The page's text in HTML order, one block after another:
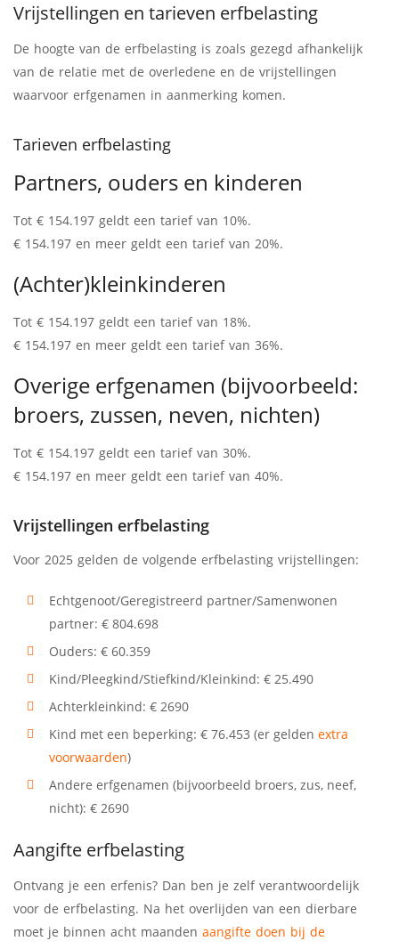
Vrijstellingen en tarieven erfbelasting
De hoogte van de erfbelasting is zoals gezegd afhankelijk
van de relatie met de overledene en de vrijstellingen
waarvoor erfgenamen in aanmerking komen.
Tarieven erfbelasting
Partners, ouders en kinderen
Tot € 154.197 geldt een tarief van 10%.
€ 154.197 en meer geldt een tarief van 20%.
(Achter)kleinkinderen
Tot € 154.197 geldt een tarief van 18%.
€ 154.197 en meer geldt een tarief van 36%.
Overige erfgenamen (bijvoorbeeld:
broers, zussen, neven, nichten)
Tot € 154.197 geldt een tarief van 30%.
€ 154.197 en meer geldt een tarief van 40%.
Vrijstellingen erfbelasting
Voor 2025 gelden de volgende erfbelasting vrijstellingen:
Echtgenoot/Geregistreerd partner/Samenwonen
partner: € 804.698
Ouders: € 60.359
Kind/Pleegkind/Stiefkind/Kleinkind: € 25.490
Achterkleinkind: € 2690
Kind met een beperking: € 76.453 (er gelden extra
voorwaarden)
Andere erfgenamen (bijvoorbeeld broers, zus, neef,
nicht): € 2690
Aangifte erfbelasting
Ontvang je een erfenis? Dan ben je zelf verantwoordelijk
voor de erfbelasting. Na het overlijden van een dierbare
moet je binnen acht maanden aangifte doen bij de